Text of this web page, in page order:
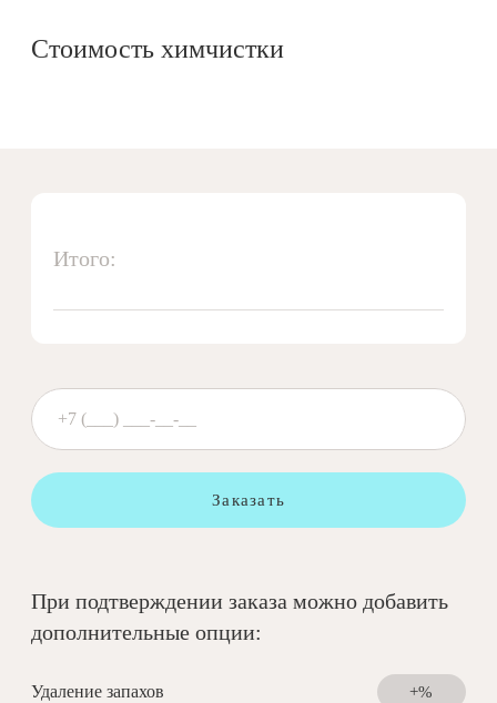
Стоимость химчистки
Итого:
Заказать
При подтверждении заказа можно добавить
дополнительные опции:
Удаление запахов +%